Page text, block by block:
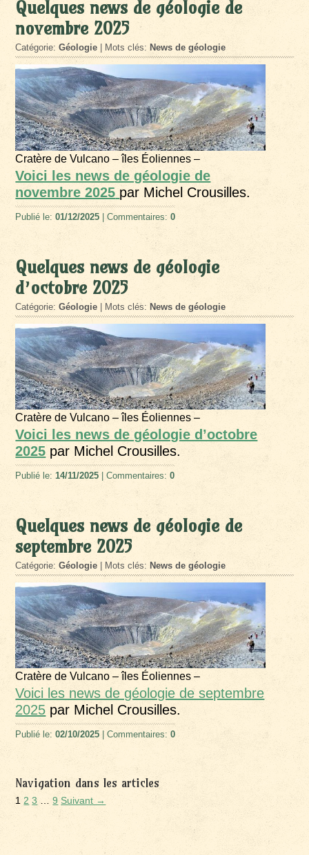
Quelques news de géologie de
novembre 2025
Catégorie:Géologie | Mots clés: News de géologie
Cratère de Vulcano – îles Éoliennes –
Voici les news de géologie de
novembre 2025 par Michel Crousilles.
Publié le:01/12/2025 | Commentaires:0
Quelques news de géologie
d’octobre 2025
Catégorie:Géologie | Mots clés: News de géologie
Cratère de Vulcano – îles Éoliennes –
Voici les news de géologie d’octobre
2025 par Michel Crousilles.
Publié le: 14/11/2025 | Commentaires:0
Quelques news de géologie de
septembre 2025
Catégorie:Géologie | Mots clés: News de géologie
Cratère de Vulcano – îles Éoliennes –
Voici les news de géologie de septembre
2025 par Michel Crousilles.
Publié le:02/10/2025 | Commentaires:0
Navigation dans les articles
1 2 3 … 9 Suivant →